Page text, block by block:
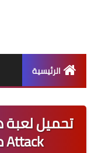
الرئيسية
Attack مهكرة بأحدث إصدار